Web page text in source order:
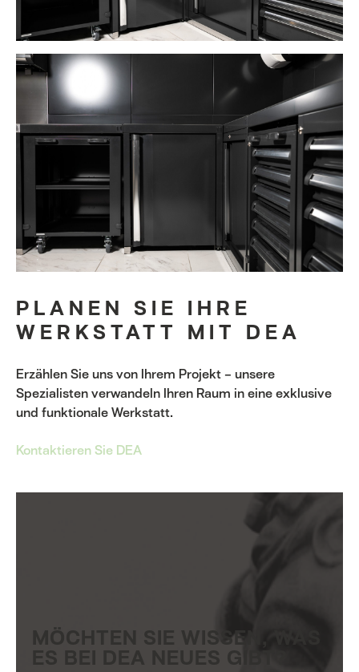
PLANEN SIE IHRE
WERKSTATT MIT DEA
Erzählen Sie uns von Ihrem Projekt – unsere
Spezialisten verwandeln Ihren Raum in eine exklusive
und funktionale Werkstatt.
Kontaktieren Sie DEA
MÖCHTEN SIE WISSEN, WAS
ES BEI DEA NEUES GIBT?